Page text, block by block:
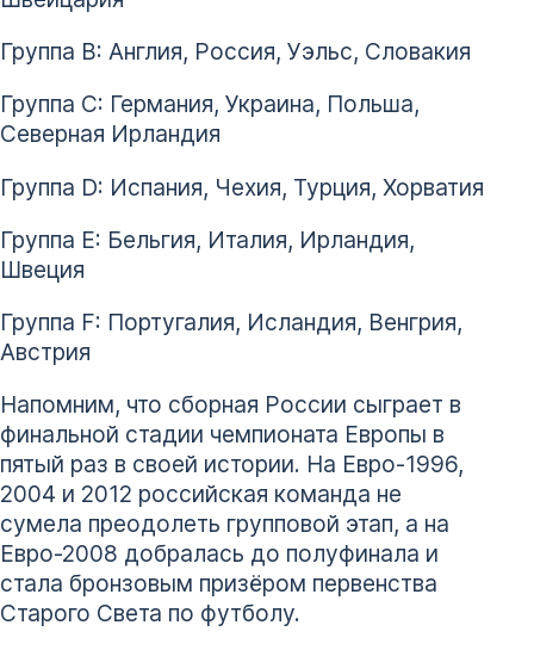
Группа B: Англия, Россия, Уэльс, Словакия
Группа C: Германия, Украина, Польша,
Северная Ирландия
Группа D: Испания, Чехия, Турция, Хорватия
Группа E: Бельгия, Италия, Ирландия,
Швеция
Группа F: Португалия, Исландия, Венгрия,
Австрия
Напомним, что сборная России сыграет в
финальной стадии чемпионата Европы в
пятый раз в своей истории. На Евро-1996,
2004 и 2012 российская команда не
сумела преодолеть групповой этап, а на
Евро-2008 добралась до полуфинала и
стала бронзовым призёром первенства
Старого Света по футболу.